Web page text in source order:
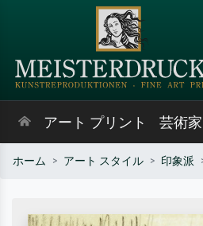
アート プリント 芸術家
ホーム アート スタイル 印象派